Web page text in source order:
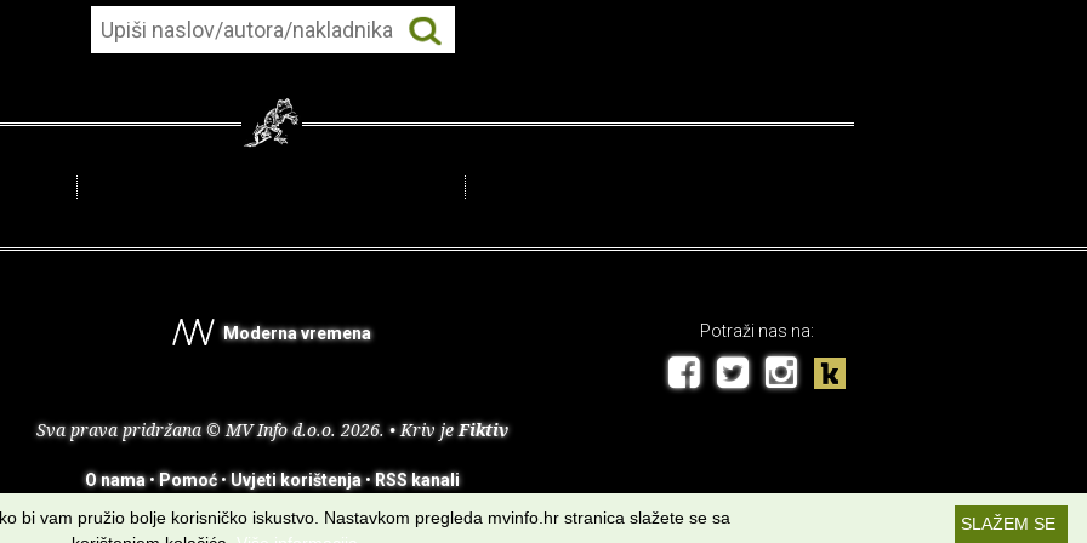
Moderna vremena
Sva prava pridržana © MV Info d.o.o. 2026. • Kriv jeFiktiv
O nama•Pomoć•Uvjeti korištenja•RSS kanali
Potraži nas na:
SLAŽEM SE
bi vam pružio bolje korisničko iskustvo. Nastavkom pregleda mvinfo.hr stranica slažete se sa